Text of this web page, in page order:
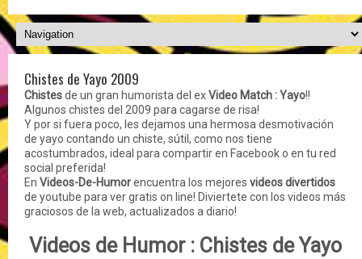
Chistes de Yayo 2009
Chistesde un gran humorista del exVideo Match : Yayo!!
Algunos chistes del 2009 para cagarse de risa!
Y por si fuera poco, les dejamos una hermosa desmotivación
de yayo contando un chiste, sútil, como nos tiene
acostumbrados, ideal para compartir en Facebook o en tu red
social preferida!
En Videos-De-Humorencuentra los mejores videos divertidos
de youtube para ver gratis on line! Diviertete con los videos más
graciosos de la web, actualizados a diario!
Videos de Humor : Chistes de Yayo